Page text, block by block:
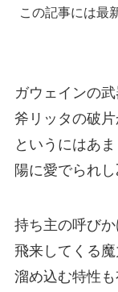
この記事には最
ガウェインの
斧リッタの破片
というにはあ
陽に愛でられ
持ち主の呼び
飛来してくる
溜め込む特性